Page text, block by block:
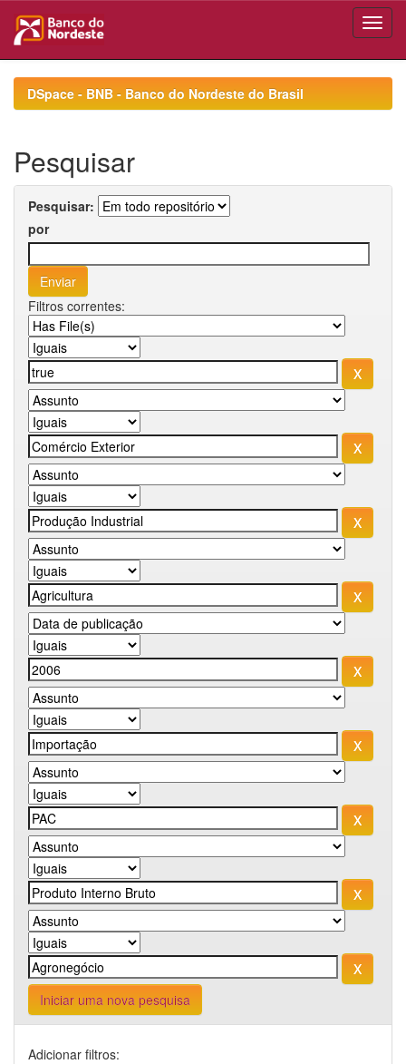
navigationDSpace - BNB - Banco do Nordeste do Brasil
Pesquisar
Pesquisar:
por
Filtros correntes:
Iniciar uma nova pesquisa
Adicionar filtros: